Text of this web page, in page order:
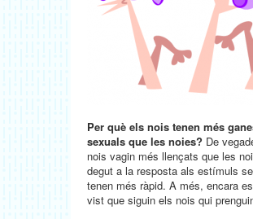
Per què els nois tenen més
sexuals que les noies? De
nois vagin més llençats que les
degut a la resposta als estímuls
tenen més ràpid. A més, encara
vist que siguin els nois qui